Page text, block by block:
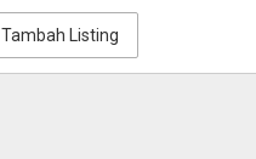
Tambah Listing